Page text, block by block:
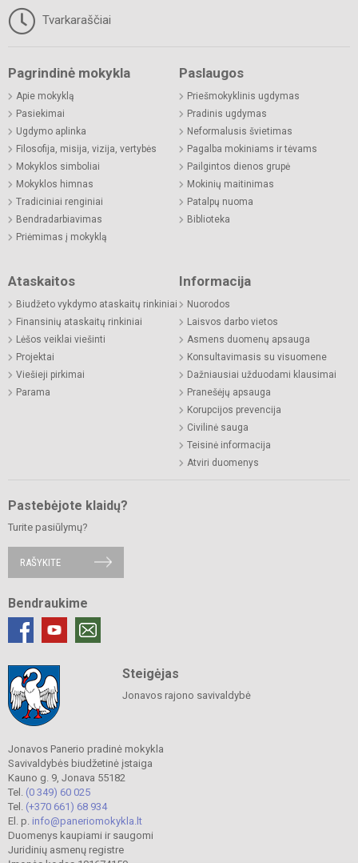
Tvarkaraščiai
Pagrindinė mokykla
Apie mokyklą
Pasiekimai
Ugdymo aplinka
Filosofija, misija, vizija, vertybės
Mokyklos simboliai
Mokyklos himnas
Tradiciniai renginiai
Bendradarbiavimas
Priėmimas į mokyklą
Paslaugos
Priešmokyklinis ugdymas
Pradinis ugdymas
Neformalusis švietimas
Pagalba mokiniams ir tėvams
Pailgintos dienos grupė
Mokinių maitinimas
Patalpų nuoma
Biblioteka
Ataskaitos
Biudžeto vykdymo ataskaitų rinkiniai
Finansinių ataskaitų rinkiniai
Lėšos veiklai viešinti
Projektai
Viešieji pirkimai
Parama
Informacija
Nuorodos
Laisvos darbo vietos
Asmens duomenų apsauga
Konsultavimasis su visuomene
Dažniausiai užduodami klausimai
Pranešėjų apsauga
Korupcijos prevencija
Civilinė sauga
Teisinė informacija
Atviri duomenys
Pastebėjote klaidų?
Turite pasiūlymų?
RAŠYKITE
Bendraukime
Steigėjas
Jonavos rajono savivaldybė
Jonavos Panerio pradinė mokykla
Savivaldybės biudžetinė įstaiga
Kauno g. 9, Jonava 55182
Tel. (0 349) 60 025
Tel. (+370 661) 68 934
El. p. info@paneriomokykla.lt
Duomenys kaupiami ir saugomi
Juridinių asmenų registre